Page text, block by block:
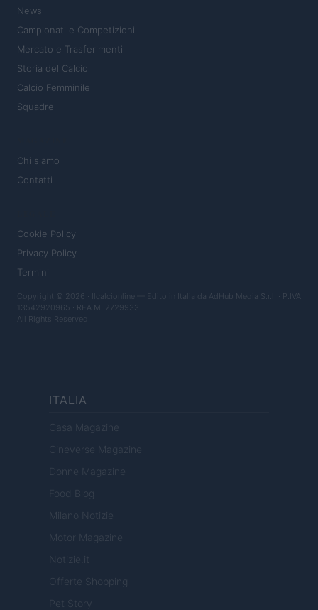
News
Campionati e Competizioni
Mercato e Trasferimenti
Storia del Calcio
Calcio Femminile
Squadre
Chi siamo
Contatti
Cookie Policy
Privacy Policy
Termini
Copyright © 2026 · Ilcalcionline — Edito in Italia da AdHub Media S.r.l. · P.IVA
13542920965 · REA MI 2729933
All Rights Reserved
ITALIA
Casa Magazine
Cineverse Magazine
Donne Magazine
Food Blog
Milano Notizie
Motor Magazine
Notizie.it
Offerte Shopping
Pet Story